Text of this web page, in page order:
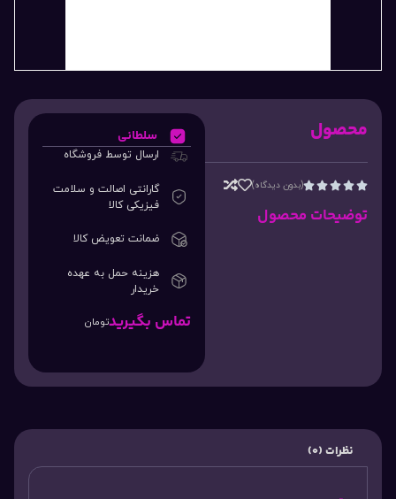
محصول




(بدون دیدگاه)
توضیحات محصول
سلطانی
ارسال توسط فروشگاه
گارانتی اصالت و سلامت
فیزیکی کالا
ضمانت تعویض کالا
هزینه حمل به عهده
خریدار
تماس بگیریدتومان
نظرات (0)